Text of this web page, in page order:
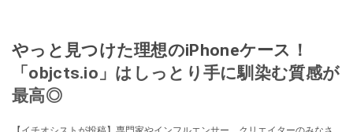
やっと見つけた理想のiPhoneケース！
「objcts.io」はしっとり手に馴染む質感が
最高◎